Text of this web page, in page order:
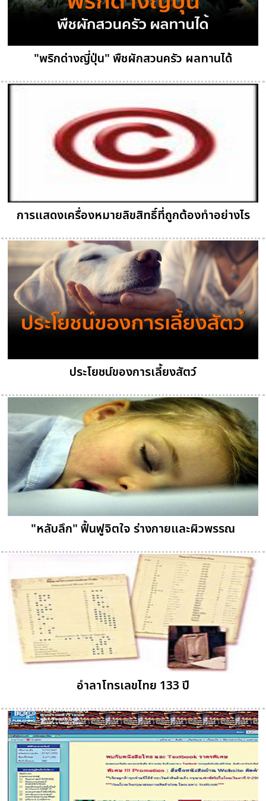
"พริกด่างญี่ปุ่น" พืชผักสวนครัว ผลทานได้
การแสดงเครื่องหมายลิขสิทธิ์ที่ถูกต้องทำอย่างไร
ประโยชน์ของการเลี้ยงสัตว์
"หลับลึก" ฟื้นฟูจิตใจ ร่างกายและผิวพรรณ
อำลาโทรเลขไทย 133 ปี